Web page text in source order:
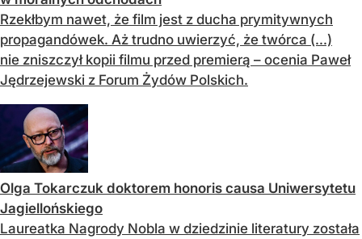
Rzekłbym nawet, że film jest z ducha prymitywnych
propagandówek. Aż trudno uwierzyć, że twórca (...)
nie zniszczył kopii filmu przed premierą – ocenia Paweł
Jędrzejewski z Forum Żydów Polskich.
Olga Tokarczuk doktorem honoris causa Uniwersytetu
Jagiellońskiego
Laureatka Nagrody Nobla w dziedzinie literatury została